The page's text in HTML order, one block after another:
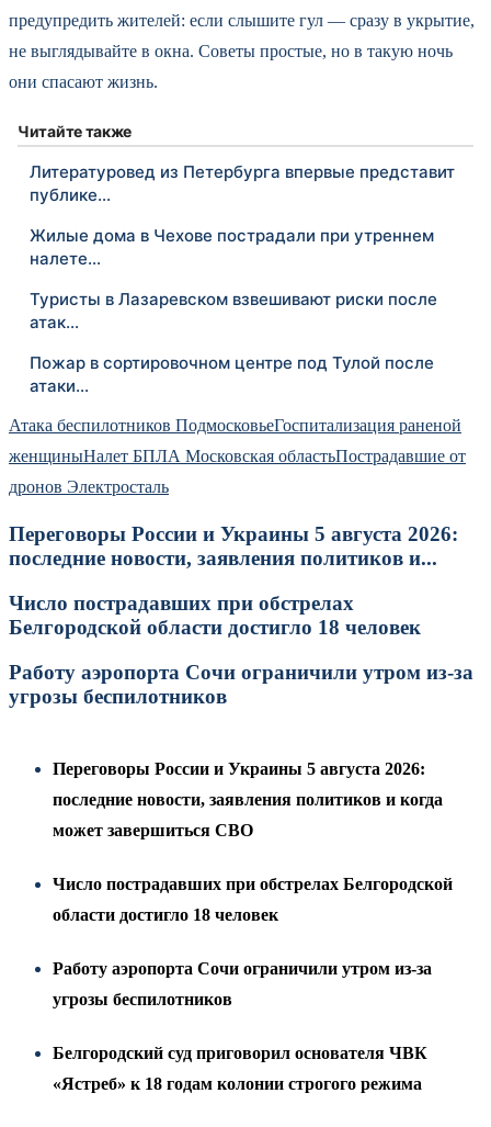
предупредить жителей: если слышите гул — сразу в укрытие,
не выглядывайте в окна. Советы простые, но в такую ночь
они спасают жизнь.
Читайте также
Литературовед из Петербурга впервые представит
публике…
Жилые дома в Чехове пострадали при утреннем
налете…
Туристы в Лазаревском взвешивают риски после
атак…
Пожар в сортировочном центре под Тулой после
атаки…
Атака беспилотников ПодмосковьеГоспитализация раненой
женщиныНалет БПЛА Московская областьПострадавшие от
дронов Электросталь
Переговоры России и Украины 5 августа 2026:
последние новости, заявления политиков и...
Число пострадавших при обстрелах
Белгородской области достигло 18 человек
Работу аэропорта Сочи ограничили утром из-за
угрозы беспилотников
Переговоры России и Украины 5 августа 2026:
последние новости, заявления политиков и когда
может завершиться СВО
Число пострадавших при обстрелах Белгородской
области достигло 18 человек
Работу аэропорта Сочи ограничили утром из-за
угрозы беспилотников
Белгородский суд приговорил основателя ЧВК
«Ястреб» к 18 годам колонии строгого режима